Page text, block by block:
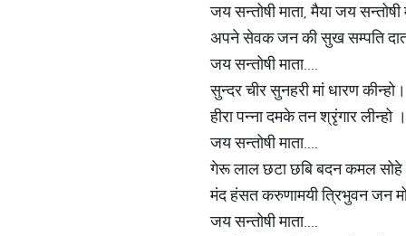
जय सन्तोषी माता, मैया जय सन्तोषी
अपने सेवक जन की सुख सम्पति
जय सन्तोषी माता....
सुन्दर चीर सुनहरी मां धारण कीन्हो।
हीरा पन्ना दमके तन श्रृंगार लीन्हो
जय सन्तोषी माता....
गेरू लाल छटा छबि बदन कमल
मंद हंसत करुणामयी त्रिभुवन जन
जय सन्तोषी माता....